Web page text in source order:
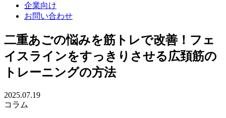
企業向け
お問い合わせ
二重あごの悩みを筋トレで改善！フェ
イスラインをすっきりさせる広頚筋の
トレーニングの方法
2025.07.19
コラム